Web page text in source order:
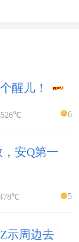
醒儿！
6
安Q第一
5
示周边去